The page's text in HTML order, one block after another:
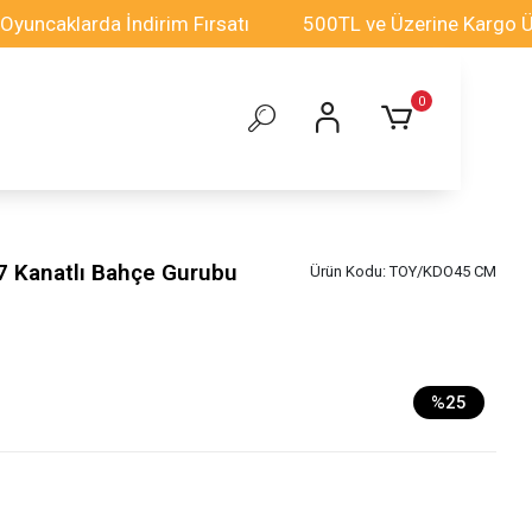
İndirim Fırsatı 500TL ve Üzerine Kargo
0
Kanatlı Bahçe Gurubu Ürün Kodu:TOY/KDO45 CM
%25